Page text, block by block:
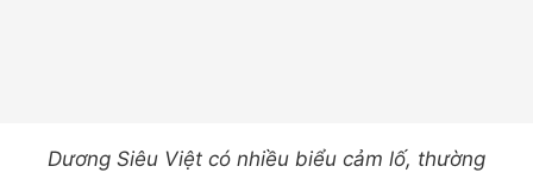
Dương Siêu Việt có nhiều biểu cảm lố, thường